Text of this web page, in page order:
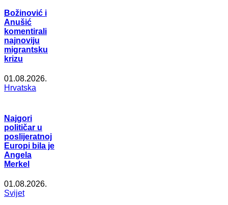
Božinović i
Anušić
komentirali
najnoviju
migrantsku
krizu
01.08.2026.
Hrvatska
Najgori
političar u
poslijeratnoj
Europi bila je
Angela
Merkel
01.08.2026.
Svijet